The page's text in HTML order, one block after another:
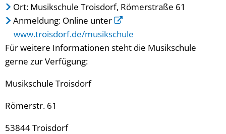
Ort: Musikschule Troisdorf, Römerstraße 61
Anmeldung: Online unter
www.troisdorf.de/musikschule
Für weitere Informationen steht die Musikschule
gerne zur Verfügung:
Musikschule Troisdorf
Römerstr. 61
53844 Troisdorf